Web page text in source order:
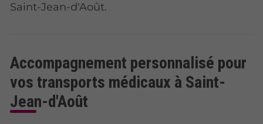
Saint-Jean-d'Août.
Accompagnement personnalisé pour
vos transports médicaux à Saint-
Jean-d'Août